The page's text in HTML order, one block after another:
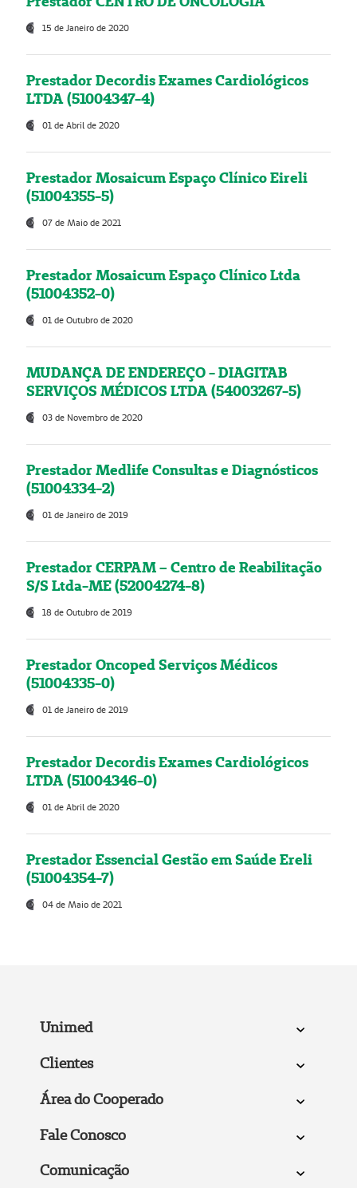
15 de Janeiro de 2020
Prestador Decordis Exames Cardiológicos
LTDA (51004347-4)
01 de Abril de 2020
Prestador Mosaicum Espaço Clínico Eireli
(51004355-5)
07 de Maio de 2021
Prestador Mosaicum Espaço Clínico Ltda
(51004352-0)
01 de Outubro de 2020
MUDANÇA DE ENDEREÇO - DIAGITAB
SERVIÇOS MÉDICOS LTDA (54003267-5)
03 de Novembro de 2020
Prestador Medlife Consultas e Diagnósticos
(51004334-2)
01 de Janeiro de 2019
Prestador CERPAM – Centro de Reabilitação
S/S Ltda-ME (52004274-8)
18 de Outubro de 2019
Prestador Oncoped Serviços Médicos
(51004335-0)
01 de Janeiro de 2019
Prestador Decordis Exames Cardiológicos
LTDA (51004346-0)
01 de Abril de 2020
Prestador Essencial Gestão em Saúde Ereli
(51004354-7)
04 de Maio de 2021
Unimed
Clientes
Área do Cooperado
Fale Conosco
Comunicação